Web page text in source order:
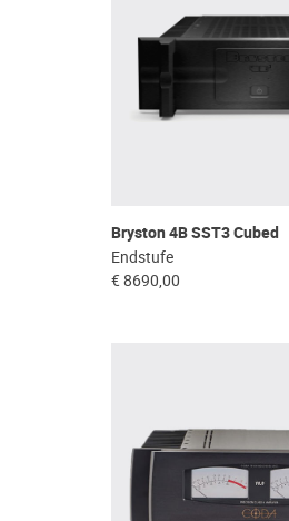
Bryston 4B SST3 Cubed
Endstufe
€ 8690,00